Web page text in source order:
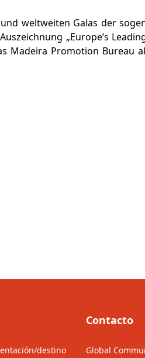
weltweiten Galas der
„Europe’s
Madeira Promotion Bureau
destino
Contacto
Global